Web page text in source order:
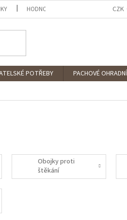
HODNOCENÍ OBCHODU CZK
POTŘEBY PACHOVÉ
Obojky proti
štěkání